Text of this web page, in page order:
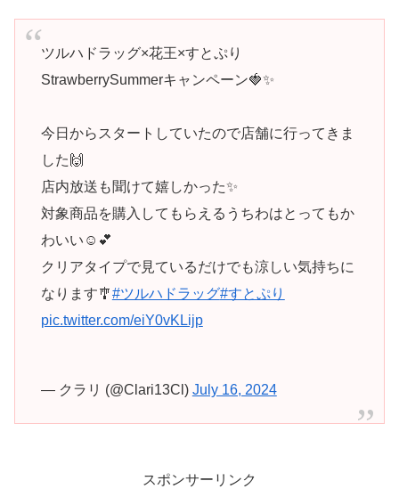
ツルハドラッグ×花王×すとぷり
StrawberrySummerキャンペーン🍓✨
今日からスタートしていたので店舗に行ってきま
した🙌
店内放送も聞けて嬉しかった✨
対象商品を購入してもらえるうちわはとってもか
わいい☺️💕
クリアタイプで見ているだけでも涼しい気持ちに
なります🎐#ツルハドラッグ#すとぷり
pic.twitter.com/eiY0vKLijp
— クラリ (@Clari13Cl) July 16, 2024
スポンサーリンク